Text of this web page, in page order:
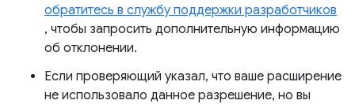
обратитесь в службу поддержки разработчиков
, чтобы запросить дополнительную информацию
об отклонении.
Если проверяющий указал, что ваше расширение
не использовало данное разрешение, но вы